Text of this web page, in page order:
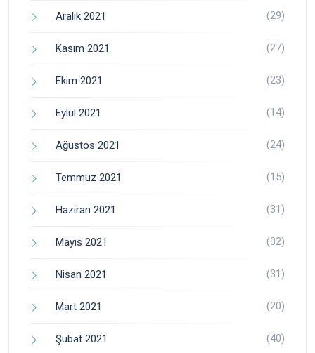
Aralık 2021 (29)
Kasım 2021 (27)
Ekim 2021 (23)
Eylül 2021 (14)
Ağustos 2021 (24)
Temmuz 2021 (15)
Haziran 2021 (31)
Mayıs 2021 (32)
Nisan 2021 (31)
Mart 2021 (20)
Şubat 2021 (40)